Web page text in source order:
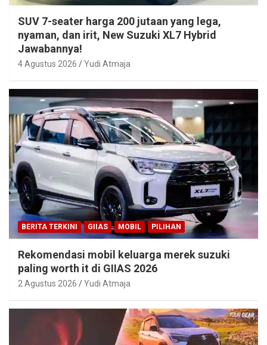
SUV 7-seater harga 200 jutaan yang lega,
nyaman, dan irit, New Suzuki XL7 Hybrid
Jawabannya!
4 Agustus 2026 Yudi Atmaja
BERITA TERKINI GIIAS MOBIL PILIHAN
Rekomendasi mobil keluarga merek suzuki
paling worth it di GIIAS 2026
2 Agustus 2026 Yudi Atmaja